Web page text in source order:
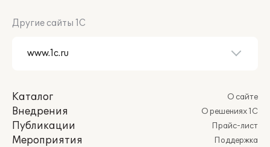
Другие сайты 1С
Каталог
Внедрения
Публикации
Мероприятия
О сайте
О решениях 1С
Прайс-лист
Поддержка